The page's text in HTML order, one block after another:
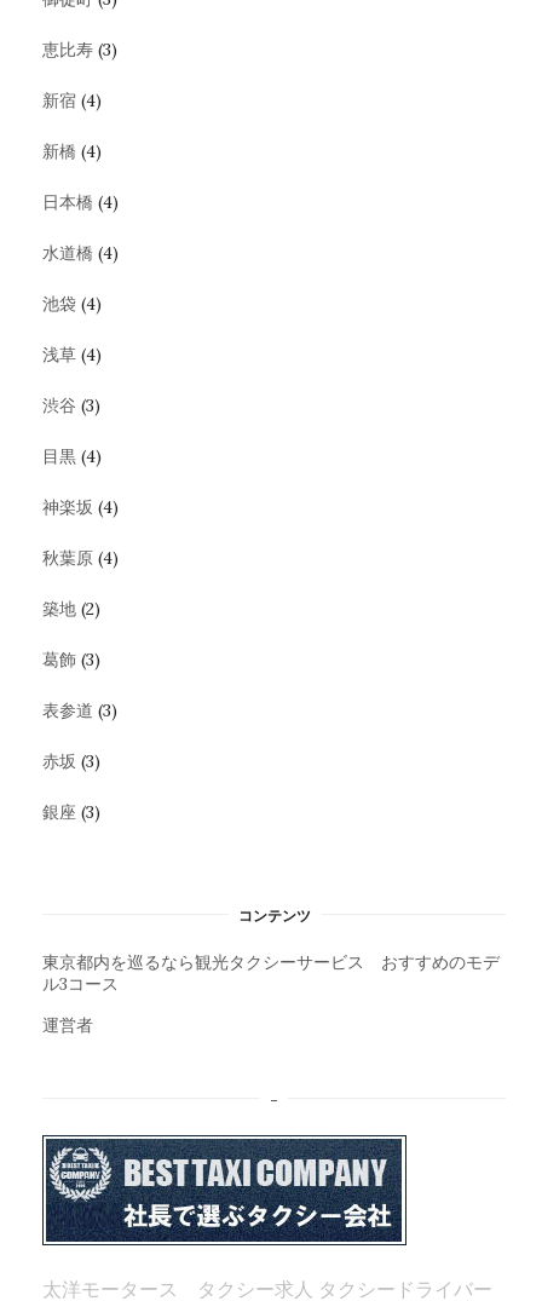
恵比寿 (3)
新宿 (4)
新橋 (4)
日本橋 (4)
水道橋 (4)
池袋 (4)
浅草 (4)
渋谷 (3)
目黒 (4)
神楽坂 (4)
秋葉原 (4)
築地 (2)
葛飾 (3)
表参道 (3)
赤坂 (3)
銀座 (3)
コンテンツ
東京都内を巡るなら観光タクシーサービス おすすめのモデ
ル3コース
運営者
–
太洋モータース タクシー求人 タクシードライバー